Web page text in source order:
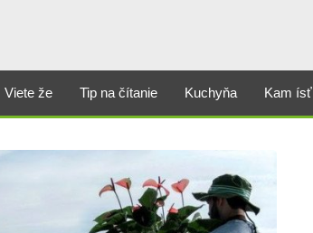
Viete že Tip na čítanie Kuchyňa Kam ísť